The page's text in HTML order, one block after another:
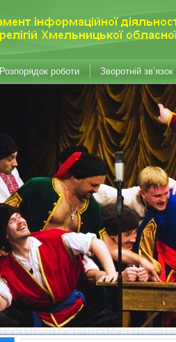
Розпорядок роботи Зворотній зв’язок